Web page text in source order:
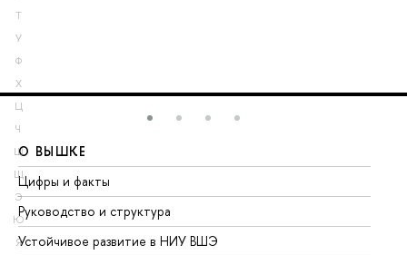
Т
У
Ф
Х
Ц
Ч
Ш
Щ
Э
Ю
Я
О ВЫШКЕ
Цифры и факты
Руководство и структура
Устойчивое развитие в НИУ ВШЭ